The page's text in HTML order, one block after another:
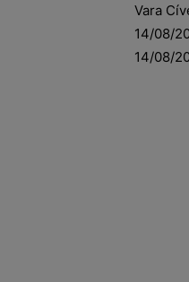
Vara
14/08/
14/08/